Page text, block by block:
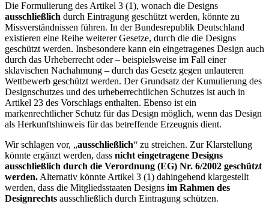
Die Formulierung des Artikel 3 (1), wonach die Designs
ausschließlich durch Eintragung geschützt werden, könnte zu
Missverständnissen führen. In der Bundesrepublik Deutschland
existieren eine Reihe weiterer Gesetze, durch die die Designs
geschützt werden. Insbesondere kann ein eingetragenes Design auch
durch das Urheberrecht oder – beispielsweise im Fall einer
sklavischen Nachahmung – durch das Gesetz gegen unlauteren
Wettbewerb geschützt werden. Der Grundsatz der Kumulierung des
Designschutzes und des urheberrechtlichen Schutzes ist auch in
Artikel 23 des Vorschlags enthalten. Ebenso ist ein
markenrechtlicher Schutz für das Design möglich, wenn das Design
als Herkunftshinweis für das betreffende Erzeugnis dient.
Wir schlagen vor, „ausschließlich“ zu streichen. Zur Klarstellung
könnte ergänzt werden, dass nicht eingetragene Designs
ausschließlich durch die Verordnung (EG) Nr. 6/2002 geschützt
werden. Alternativ könnte Artikel 3 (1) dahingehend klargestellt
werden, dass die Mitgliedsstaaten Designs im Rahmen des
Designrechts ausschließlich durch Eintragung schützen.